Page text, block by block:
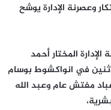
وعصرنة الإدارة يوشح
المختار أحمد
في انواكشوط بوسام
مفتش عام وعبد الله